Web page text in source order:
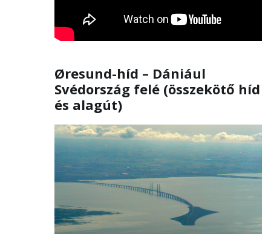
Øresund-híd – Dániául
Svédország felé (összekötő híd
és alagút)